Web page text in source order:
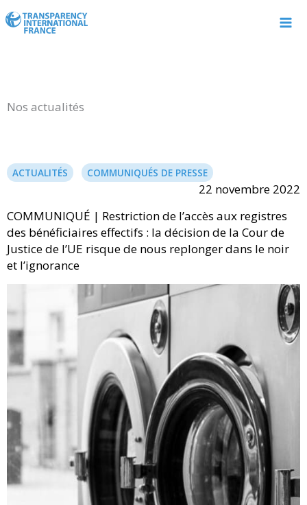
au
Nos actualités
ACTUALITÉS COMMUNIQUÉS DE PRESSE
22 novembre 2022
COMMUNIQUÉ | Restriction de l’accès aux registres
des bénéficiaires effectifs : la décision de la Cour de
Justice de l’UE risque de nous replonger dans le noir
et l’ignorance